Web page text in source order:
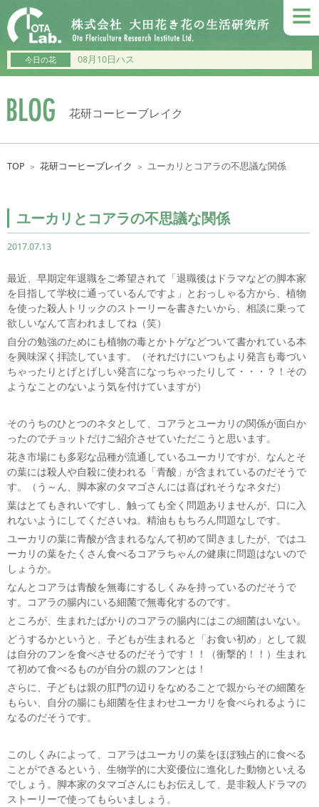
≡
今日の花 08月10日ハス
花研コーヒーブレイク
TOP ＞ 花研コーヒーブレイク ＞ ユーカリとコアラの不思議な関係
ユーカリとコアラの不思議な関係
2017.07.13
最近、早期定年退職をご希望されて「退職後はドラマなどの脚本家
を目指して学校に通っているんですよ」とおっしゃる方から、植物
を使った殺人トリックのストーリーを書きたいから、相談に乗って
欲しいなんて言われましてね（笑）
自分の勉強のためにも植物の毒とかトゲなどついて書かれている本
を興味深く拝読しています。（それだけにいつもより発言も毒づい
ちゃったりとげとげしい発言になっちゃったりして・・・？！その
ようなことのないよう気を付けていますが）
そのうちのひとつのネタとして、コアラとユーカリの関係が面白か
ったのでチョットだけご紹介させていただこうと思います。
花き市場にも多彩な品種が流通しているユーカリですが、なんとそ
の葉には殺人や自殺に使われる「青酸」が含まれているのだそうで
す。（う～ん、脚本家のタマゴさんには喜ばれそうなネタだ）
葉はとてもきれいですし、触っても全く問題ありませんが、口に入
れないようにしてくださいね。精油ももちろん問題なしです。
ユーカリの葉に青酸が含まれるなんて初めて聞きましたが、ではユ
ーカリの葉をたくさん食べるコアラちゃんの健康に問題はないので
しょうか。
なんとコアラは青酸を無毒にするしくみを持っているのだそうで
す。コアラの腸内にいる細菌で無毒化するのです。
ところが、生まれたばかりのコアラの腸内にはこの細菌はいない。
どうするかというと、子どもが生まれると「お食い初め」として親
は自分のフンを食べさせるのだそうです！！（衝撃的！！）生まれ
て初めて食べるものが自分の親のフンとは！
さらに、子どもは親の肛門の辺りをなめることで親からその細菌を
もらい、自分の腸にも細菌を住まわせユーカリを食べられるように
なるのだそうです。
このしくみによって、コアラはユーカリの葉をほぼ独占的に食べる
ことができるという、生物学的に大変優位に進化した動物といえる
でしょう。脚本家のタマゴさんにもお伝えして、是非殺人ドラマの
ストーリーで使ってもらいましょう。